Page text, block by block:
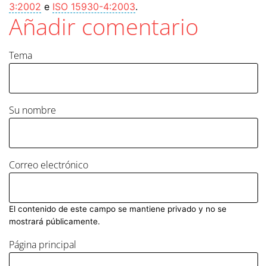
3:2002 e ISO 15930-4:2003.
Añadir comentario
Tema
Su nombre
Correo electrónico
El contenido de este campo se mantiene privado y no se
mostrará públicamente.
Página principal